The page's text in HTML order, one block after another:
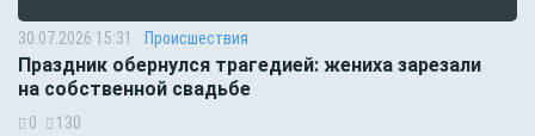
30.07.2026 15:31 Происшествия
Праздник обернулся трагедией: жениха зарезали
на собственной свадьбе
0 130